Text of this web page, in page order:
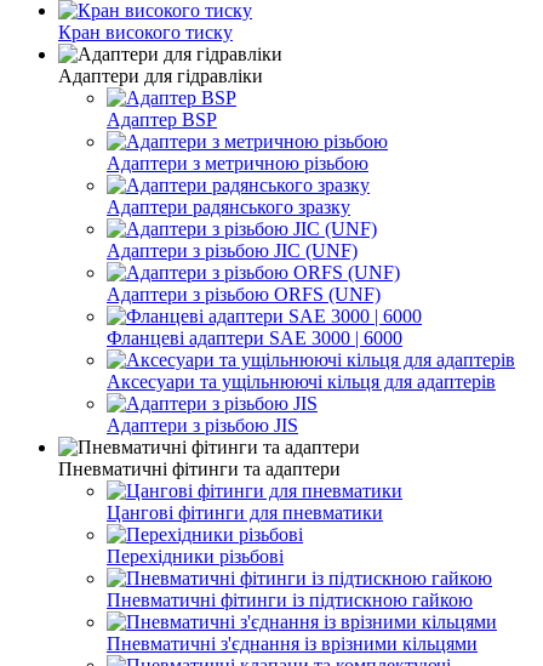
Кран високого тиску
Адаптери для гідравліки
Адаптер BSP
Адаптери з метричною різьбою
Адаптери радянського зразку
Адаптери з різьбою JIC (UNF)
Адаптери з різьбою ORFS (UNF)
Фланцеві адаптери SAE 3000 | 6000
Аксесуари та ущільнюючі кільця для адаптерів
Адаптери з різьбою JIS
Пневматичні фітинги та адаптери
Цангові фітинги для пневматики
Перехідники різьбові
Пневматичні фітинги із підтискною гайкою
Пневматичні з'єднання із врізними кільцями